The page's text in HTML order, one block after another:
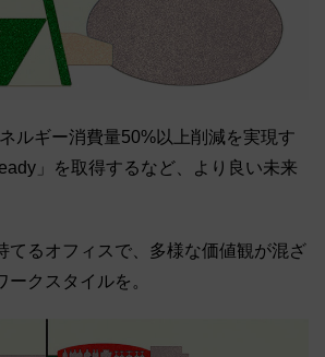
ルギー消費量50%以上削減を実現す
」を取得するなど、より良い未来
てるオフィスで、多様な価値観が混ざ
ークスタイルを。